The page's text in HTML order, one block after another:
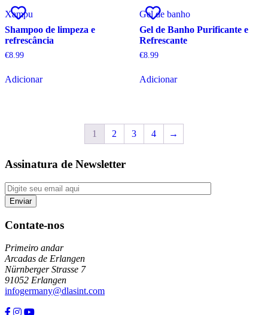
Xampu
Shampoo de limpeza e
refrescância
€8.99
Adicionar
Gel de banho
Gel de Banho Purificante e
Refrescante
€8.99
Adicionar
1 2 3 4 →
Assinatura de Newsletter
Contate-nos
Primeiro andar
Arcadas de Erlangen
Nürnberger Strasse 7
91052 Erlangen
infogermany@dlasint.com